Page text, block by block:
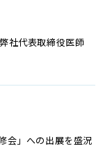
社代表取締役医師
会」への出展を盛況